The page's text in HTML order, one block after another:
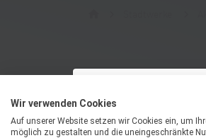
MIETEN
SWH
Wir verwenden Cookies
Auf unserer Website setzen wir Cookies ein, um
möglich zu gestalten und die uneingeschränkte